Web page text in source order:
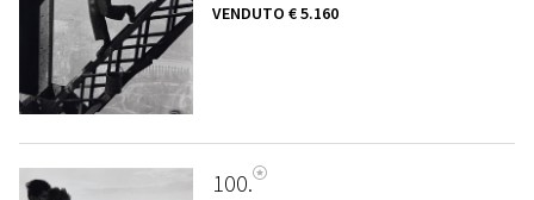
VENDUTO € 5.160
100